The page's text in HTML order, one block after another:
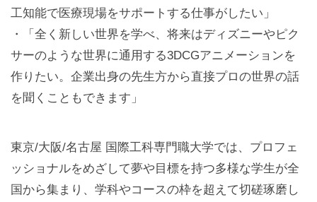
工知能で医療現場をサポートする仕事がしたい」
・「全く新しい世界を学べ、将来はディズニーやピク
サーのような世界に通用する3DCGアニメーションを
作りたい。企業出身の先生方から直接プロの世界の話
を聞くこともできます」
東京/大阪/名古屋 国際工科専門職大学では、プロフェ
ッショナルをめざして夢や目標を持つ多様な学生が全
国から集まり、学科やコースの枠を超えて切磋琢磨し